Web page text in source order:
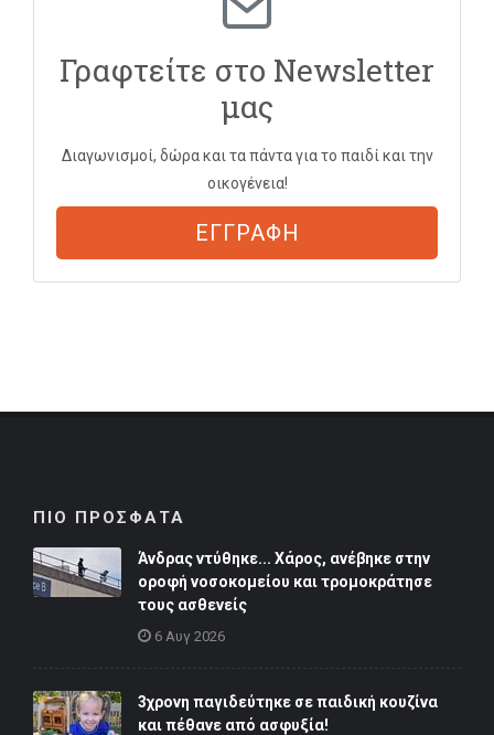
Γραφτείτε στο Newsletter
μας
Διαγωνισμοί, δώρα και τα πάντα για το παιδί και την
οικογένεια!
ΕΓΓΡΑΦΗ
ΠΙΟ ΠΡΟΣΦΑΤΑ
Άνδρας ντύθηκε... Χάρος, ανέβηκε στην
οροφή νοσοκομείου και τρομοκράτησε
τους ασθενείς
6 Αυγ 2026
3χρονη παγιδεύτηκε σε παιδική κουζίνα
και πέθανε από ασφυξία!